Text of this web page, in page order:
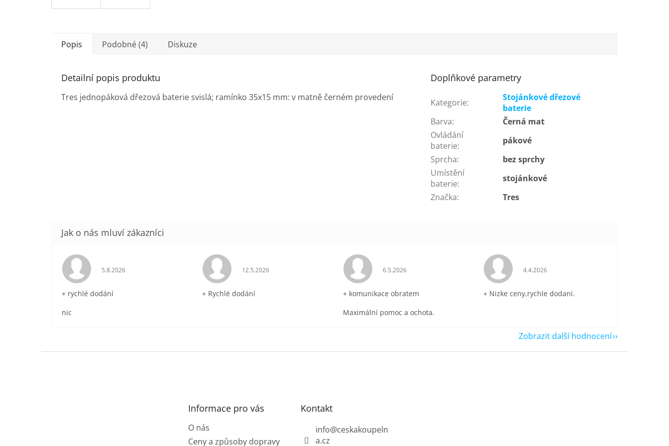
Popis Podobné (4) Diskuze
Detailní popis produktu
Tres jednopáková dřezová baterie svislá; ramínko 35x15 mm: v matně černém provedení
Doplňkové parametry
Kategorie:
Stojánkové dřezové
baterie
Barva:
Černá mat
Ovládání
baterie:
pákové
Sprcha:
bez sprchy
Umístění
baterie:
stojánkové
Značka: Tres
Hodnocení obchodu je 5 z 5 hvězdiček.
5.8.2026
+ rychlé dodání
nic
Hodnocení obchodu je 5 z 5 hvězdiček.
12.5.2026
+ Rychlé dodání
Hodnocení obchodu je 5 z 5 hvězdiček.
6.5.2026
+ komunikace obratem
Maximální pomoc a ochota.
Hodnocení obchodu je 5 z 5 hvězdiček.
4.4.2026
+ Nizke ceny,rychle dodani.
Zobrazit další hodnocení
Informace pro vás
O nás
Ceny a způsoby dopravy
Kontakt
info@ceskakoupeln
a.cz